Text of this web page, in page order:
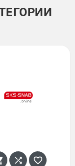
 